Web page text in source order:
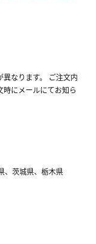
なります。 ご注文内
時にメールにてお知ら
、茨城県、栃木県